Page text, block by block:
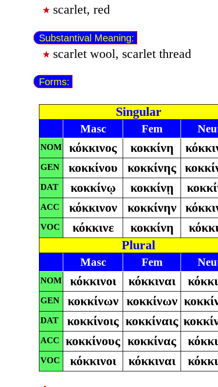
scarlet, red
Substantival Meaning:
scarlet wool, scarlet thread
Forms:
Singular
Masc Fem
NOM κόκκινος κοκκίνη
GEN κοκκίνου κοκκίνης
DAT κοκκίνῳ κοκκίνῃ
ACC κόκκινον κοκκίνην
VOC κόκκινε κοκκίνη
Plural
Masc Fem
NOM κόκκινοι κόκκιναι
GEN κοκκίνων κοκκίνων
DAT κοκκίνοις κοκκίναις
ACC κοκκίνους κοκκίνας
VOC κόκκινοι κόκκιναι